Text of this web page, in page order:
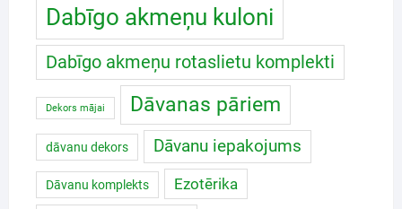
Dabīgo akmeņu kuloni
Dabīgo akmeņu rotaslietu komplekti
Dekors mājai Dāvanas pāriem
dāvanu dekors Dāvanu iepakojums
Dāvanu komplekts Ezotērika